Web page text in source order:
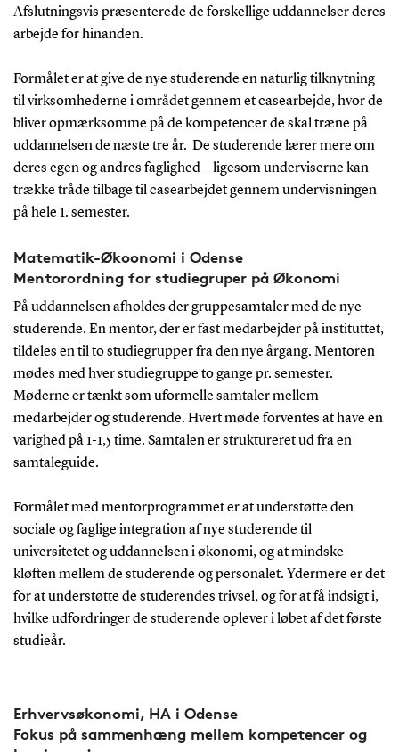
Afslutningsvis præsenterede de forskellige uddannelser deres
arbejde for hinanden.
Formålet er at give de nye studerende en naturlig tilknytning
til virksomhederne i området gennem et casearbejde, hvor de
bliver opmærksomme på de kompetencer de skal træne på
uddannelsen de næste tre år. De studerende lærer mere om
deres egen og andres faglighed – ligesom underviserne kan
trække tråde tilbage til casearbejdet gennem undervisningen
på hele 1. semester.
Matematik-Økoonomi i Odense
Mentorordning for studiegruper på Økonomi
På uddannelsen afholdes der gruppesamtaler med de nye
studerende. En mentor, der er fast medarbejder på instituttet,
tildeles en til to studiegrupper fra den nye årgang. Mentoren
mødes med hver studiegruppe to gange pr. semester.
Møderne er tænkt som uformelle samtaler mellem
medarbejder og studerende. Hvert møde forventes at have en
varighed på 1-1,5 time. Samtalen er struktureret ud fra en
samtaleguide.
Formålet med mentorprogrammet er at understøtte den
sociale og faglige integration af nye studerende til
universitetet og uddannelsen i økonomi, og at mindske
kløften mellem de studerende og personalet. Ydermere er det
for at understøtte de studerendes trivsel, og for at få indsigt i,
hvilke udfordringer de studerende oplever i løbet af det første
studieår.
Erhvervsøkonomi, HA i Odense
Fokus på sammenhæng mellem kompetencer og